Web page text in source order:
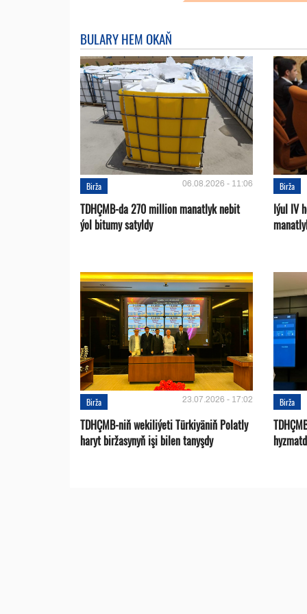
BULARY HEM OKAŇ
Birža 06.08.2026 - 11:06
TDHÇMB-da 270 million manatlyk nebit
ýol bitumy satyldy
Birža
Iýul IV
Birža 23.07.2026 - 17:02
TDHÇMB-niň wekiliýeti Türkiyäniň Polatly
haryt biržasynyň işi bilen tanyşdy
Birža